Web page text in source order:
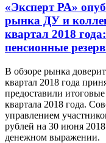
«Эксперт РА»
рынка ДУ и
квартал 2018
пенсионные
В обзоре рынка
квартал 2018 года
предоставили
квартала 2018 года.
управлением
рублей на 30 июня
денежном выражении.